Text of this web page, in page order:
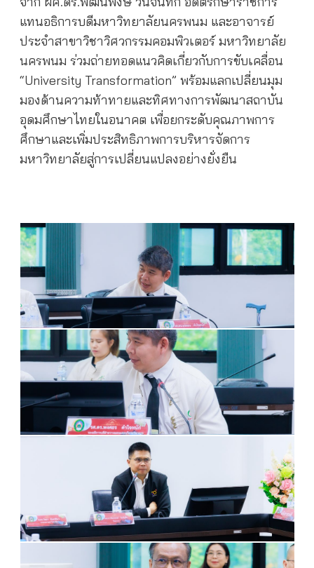
แทนอธิการบดีมหาวิทยาลัยนครพนม และอาจารย์
ประจำสาขาวิชาวิศวกรรมคอมพิวเตอร์ มหาวิทยาลัย
นครพนม ร่วมถ่ายทอดแนวคิดเกี่ยวกับการขับเคลื่อน
“University Transformation” พร้อมแลกเปลี่ยนมุม
มองด้านความท้าทายและทิศทางการพัฒนาสถาบัน
อุดมศึกษาไทยในอนาคต เพื่อยกระดับคุณภาพการ
ศึกษาและเพิ่มประสิทธิภาพการบริหารจัดการ
มหาวิทยาลัยสู่การเปลี่ยนแปลงอย่างยั่งยืน